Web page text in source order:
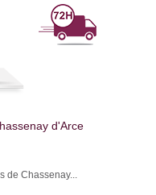
d'Arce
de Chassenay...